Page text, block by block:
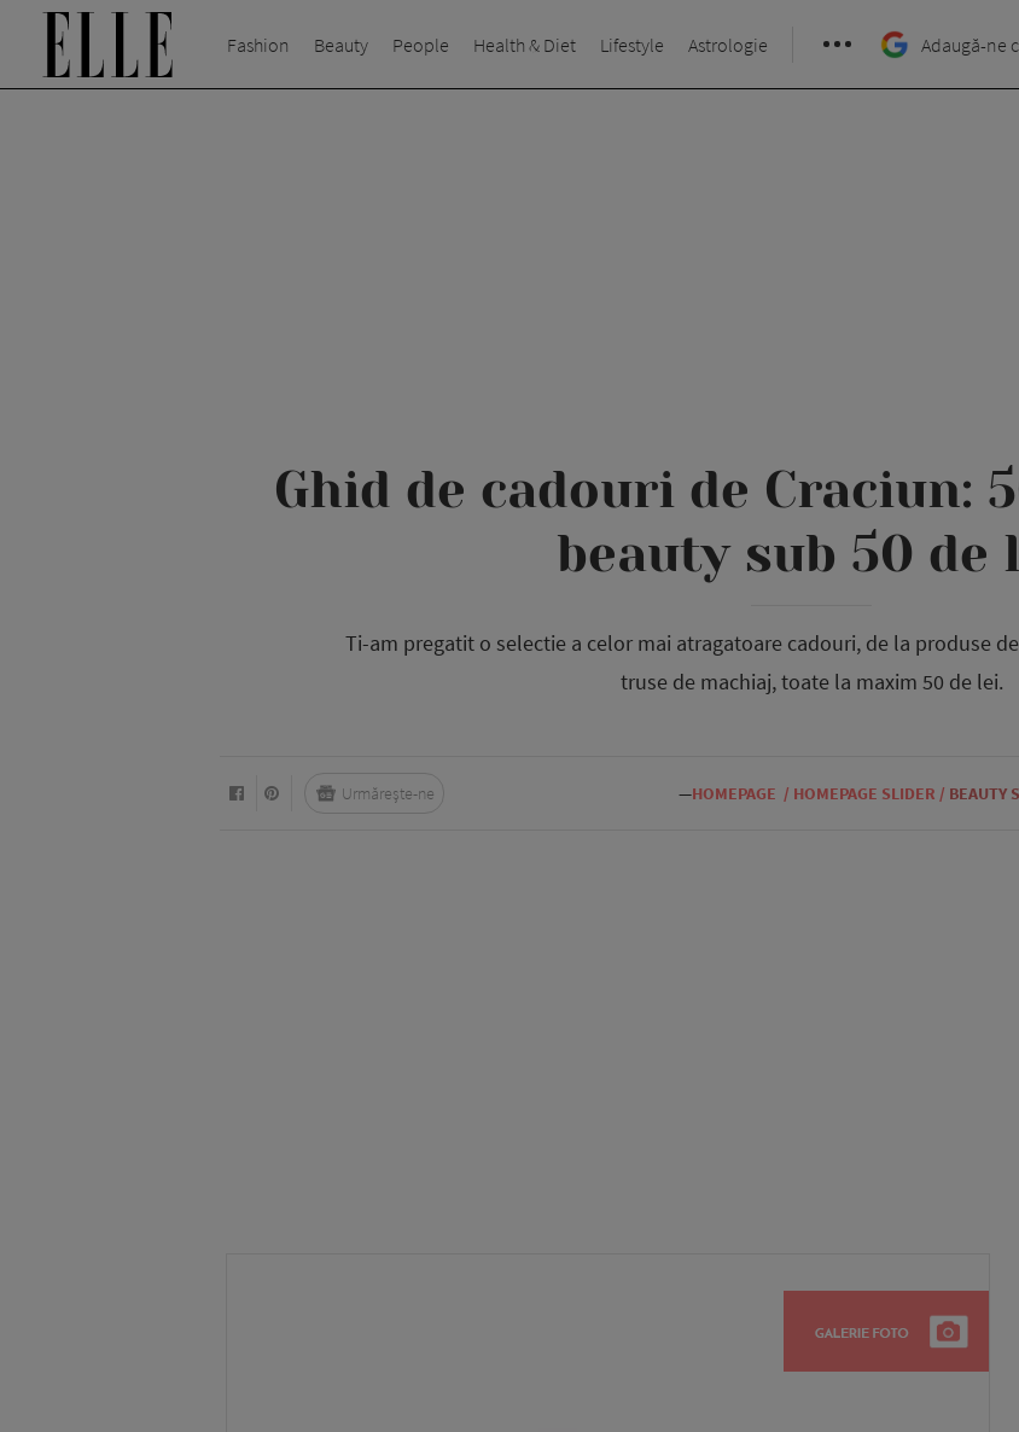
Fashion Beauty People Health & Diet Lifestyle Astrologie Adaugă-ne
Ghid de cadouri de Craciun:
beauty sub 50 de
Ti-am pregatit o selectie a celor mai atragatoare cadouri, de la produse
truse de machiaj, toate la maxim 50 de lei.
—HOMEPAGE / HOMEPAGE SLIDER / BEAUTY
Urmărește-ne